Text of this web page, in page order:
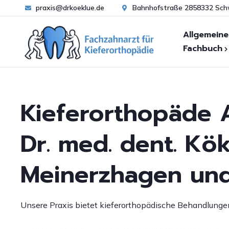
praxis@drkoeklue.de Bahnhofstraße 2858332
Wann
Behandlungsablauf
Frühbehandlung
FAQ zur
FAQ zur Zahnpflege
Fachbuch
Zahn- und
Funktionsanalyse
Untersuchung von
Ästhetische
Kieferorthopäde
Dr. med. dent.
Meinerzhagen
Unsere Praxis bietet kieferorthopädische